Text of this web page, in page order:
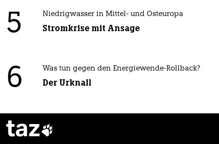
5 Niedrigwasser in Mittel- und Osteuropa
Stromkrise mit Ansage
6 Was tun gegen den Energiewende-Rollback?
Der Urknall
taz